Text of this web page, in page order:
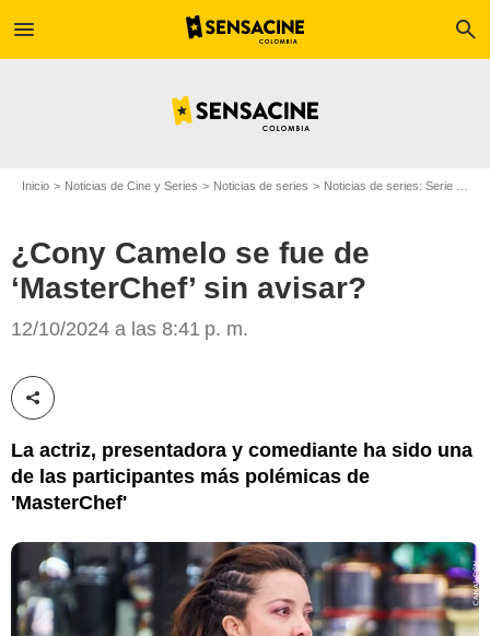
menu search
Inicio Noticias de Cine y Series Noticias de series Noticias de series: Serie de televisión
¿Cony Camelo se fue de
‘MasterChef’ sin avisar?
12/10/2024 a las 8:41 p. m.
Compartir esta noticia
La actriz, presentadora y comediante ha sido una
de las participantes más polémicas de
'MasterChef'
Canal RCN